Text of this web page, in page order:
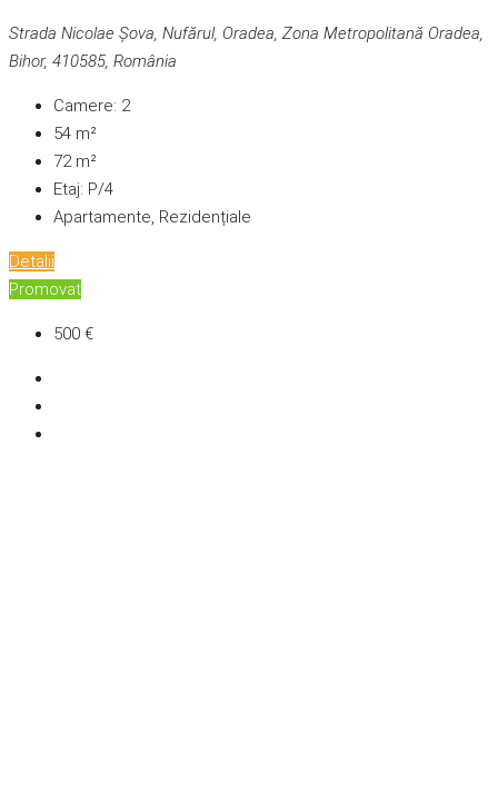
Strada Nicolae Șova, Nufărul, Oradea, Zona Metropolitană Oradea,
Bihor, 410585, România
Camere: 2
54 m²
72m²
Etaj: P/4
Apartamente, Rezidențiale
Detalii
Promovat
500 €